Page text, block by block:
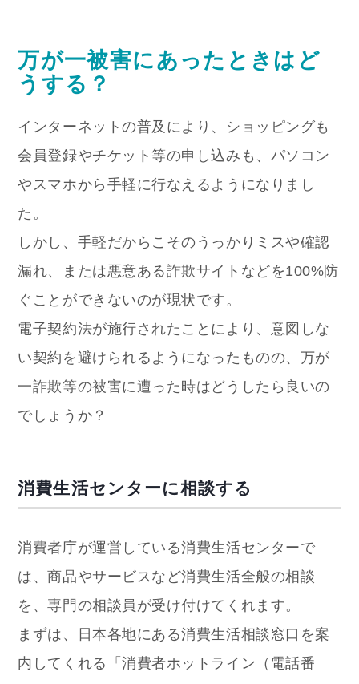
万が一被害にあったときはど
うする？
インターネットの普及により、ショッピングも
会員登録やチケット等の申し込みも、パソコン
やスマホから手軽に行なえるようになりまし
た。
しかし、手軽だからこそのうっかりミスや確認
漏れ、または悪意ある詐欺サイトなどを100%防
ぐことができないのが現状です。
電子契約法が施行されたことにより、意図しな
い契約を避けられるようになったものの、万が
一詐欺等の被害に遭った時はどうしたら良いの
でしょうか？
消費生活センターに相談する
消費者庁が運営している消費生活センターで
は、商品やサービスなど消費生活全般の相談
を、専門の相談員が受け付けてくれます。
まずは、日本各地にある消費生活相談窓口を案
内してくれる「消費者ホットライン（電話番